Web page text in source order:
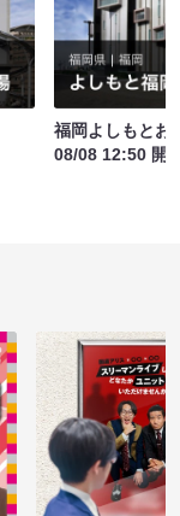
福岡よしもとお
08/08 12:50 開